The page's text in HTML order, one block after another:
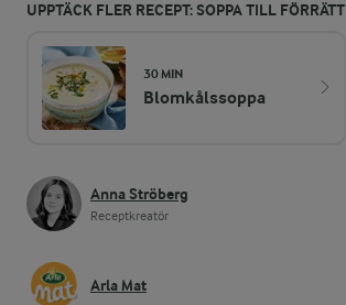
UPPTÄCK FLER RECEPT: SOPPA TILL FÖRRÄTT
30 MIN
Blomkålssoppa
Anna Ströberg
Receptkreatör
Arla Mat